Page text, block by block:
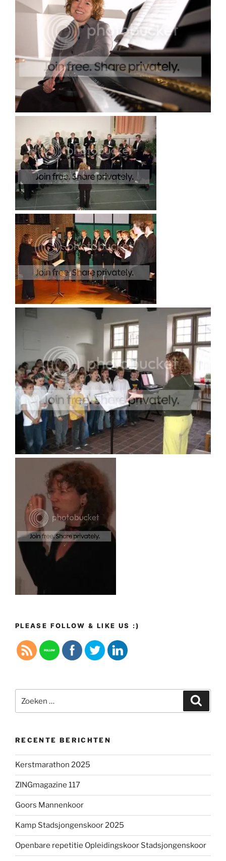
PLEASE FOLLOW & LIKE US :)
naar:
RECENTE BERICHTEN
Kerstmarathon 2025
ZINGmagazine 117
Goors Mannenkoor
Kamp Stadsjongenskoor 2025
Openbare repetitie Opleidingskoor Stadsjongenskoor